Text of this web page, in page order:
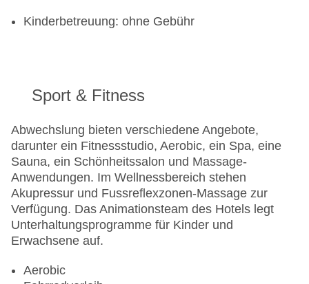
Kinderbetreuung: ohne Gebühr
Sport & Fitness
Abwechslung bieten verschiedene Angebote,
darunter ein Fitnessstudio, Aerobic, ein Spa, eine
Sauna, ein Schönheitssalon und Massage-
Anwendungen. Im Wellnessbereich stehen
Akupressur und Fussreflexzonen-Massage zur
Verfügung. Das Animationsteam des Hotels legt
Unterhaltungsprogramme für Kinder und
Erwachsene auf.
Aerobic